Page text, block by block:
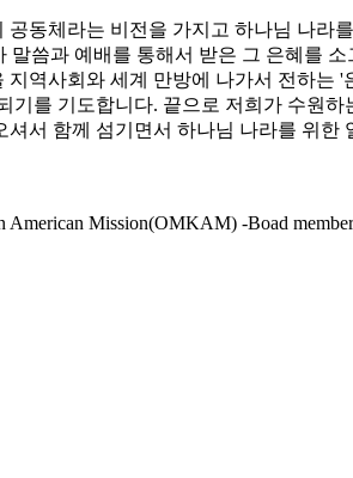
동체라는 비전을 가지고 하나님 나라
씀과 예배를 통해서 받은 그 은혜를
역사회와 세계 만방에 나가서 전하는
를 기도합니다. 끝으로 저희가 수원
서 함께 섬기면서 하나님 나라를 위
Mission(OMKAM) -Boad member